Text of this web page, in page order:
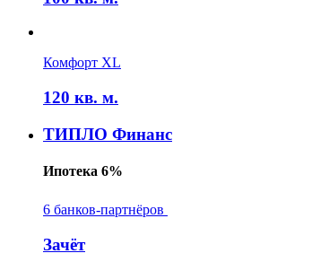
Комфорт XL
120 кв. м.
ТИПЛО Финанс
Ипотека 6%
6 банков-партнёров
Зачёт